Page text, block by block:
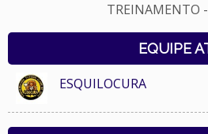
TREINAMENTO
EQUIPE
ESQUILOCURA